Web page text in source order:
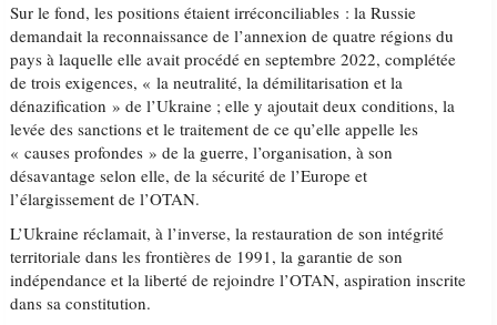
Sur le fond, les positions étaient irréconciliables : la Russie
demandait la reconnaissance de l’annexion de quatre régions du
pays à laquelle elle avait procédé en septembre 2022, complétée
de trois exigences, « la neutralité, la démilitarisation et la
dénazification » de l’Ukraine ; elle y ajoutait deux conditions, la
levée des sanctions et le traitement de ce qu’elle appelle les
« causes profondes » de la guerre, l’organisation, à son
désavantage selon elle, de la sécurité de l’Europe et
l’élargissement de l’OTAN.
L’Ukraine réclamait, à l’inverse, la restauration de son intégrité
territoriale dans les frontières de 1991, la garantie de son
indépendance et la liberté de rejoindre l’OTAN, aspiration inscrite
dans sa constitution.